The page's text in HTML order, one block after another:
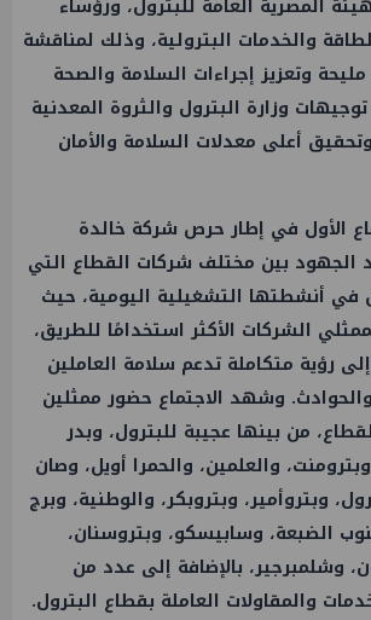
المصرية العامة للبترول، ورؤساء
والخدمات البترولية، وذلك لمناقشة
وتعزيز إجراءات السلامة والصحة
وزارة البترول والثروة المعدنية
أعلى معدلات السلامة والأمان
الأول في إطار حرص شركة خالدة
الجهود بين مختلف شركات القطاع التي
في أنشطتها التشغيلية اليومية، حيث
الشركات الأكثر استخدامًا للطريق،
رؤية متكاملة تدعم سلامة العاملين
وشهد الاجتماع حضور ممثلين
من بينها عجيبة للبترول، وبدر
والعلمين، والحمرا أويل، وصان
وبتروأمير، وبتروبكر، والوطنية، وبرج
الضبعة، وسابيسكو، وبتروسنان،
وشلمبرجير، بالإضافة إلى عدد من
والمقاولات العاملة بقطاع البترول.